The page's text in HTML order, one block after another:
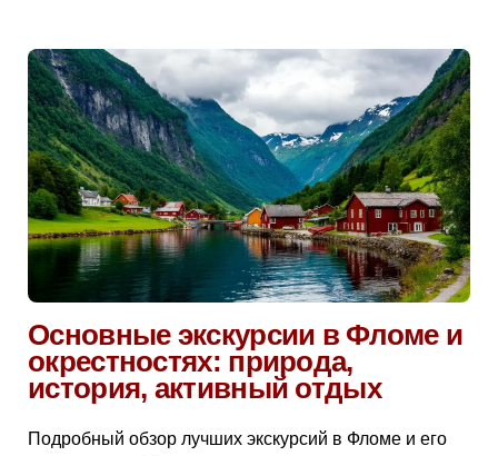
Основные экскурсии в Фломе и
окрестностях: природа,
история, активный отдых
Подробный обзор лучших экскурсий в Фломе и его